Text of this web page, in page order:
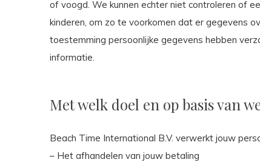
of voogd. We kunnen echter niet controleren of
kinderen, om zo te voorkomen dat er gegevens
toestemming persoonlijke gegevens hebben
informatie.
Met welk doel en op basis van
Beach Time International B.V. verwerkt jouw
– Het afhandelen van jouw betaling